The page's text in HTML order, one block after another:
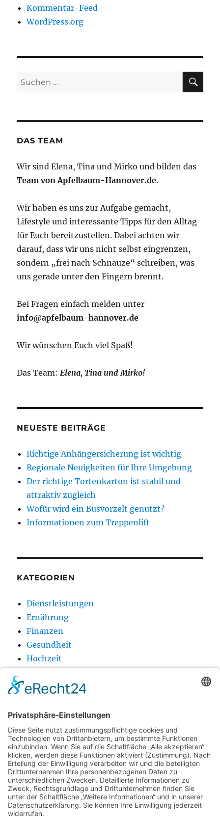
Kommentar-Feed
WordPress.org
Suchen
nach:
DAS TEAM
Wir sind Elena, Tina und Mirko und bilden das
Team von Apfelbaum-Hannover.de.
Wir haben es uns zur Aufgabe gemacht,
Lifestyle und interessante Tipps für den Alltag
für Euch bereitzustellen. Dabei achten wir
darauf, dass wir uns nicht selbst eingrenzen,
sondern „frei nach Schnauze“ schreiben, was
uns gerade unter den Fingern brennt.
Bei Fragen einfach melden unter
info@apfelbaum-hannover.de
Wir wünschen Euch viel Spaß!
Das Team:Elena, Tina und Mirko!
NEUESTE BEITRÄGE
Richtige Anhängersicherung ist wichtig
Regionale Neuigkeiten für Ihre Umgebung
Der richtige Tortenkarton ist stabil und
attraktiv zugleich
Wofür wird ein Busvorzelt genutzt?
Informationen zum Treppenlift
KATEGORIEN
Dienstleistungen
Ernährung
Finanzen
Gesundheit
Hochzeit
Produkt
Urlaub
Wellness
Startseite
Urlaub